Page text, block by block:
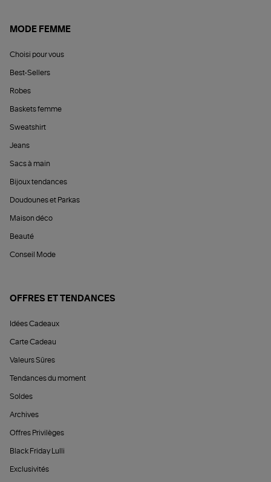
MODE FEMME
Choisi pour vous
Best-Sellers
Robes
Baskets femme
Sweatshirt
Jeans
Sacs à main
Bijoux tendances
Doudounes et Parkas
Maison déco
Beauté
Conseil Mode
OFFRES ET TENDANCES
Idées Cadeaux
Carte Cadeau
Valeurs Sûres
Tendances du moment
Soldes
Archives
Offres Privilèges
Black Friday Lulli
Exclusivités